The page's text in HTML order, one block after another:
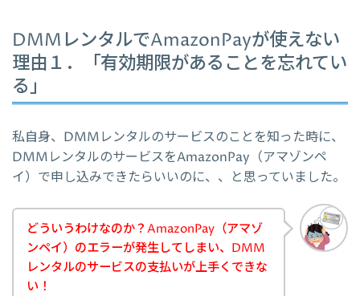
DMMレンタルでAmazonPayが使えない
理由１．「有効期限があることを忘れてい
る」
私自身、DMMレンタルのサービスのことを知った時に、
DMMレンタルのサービスをAmazonPay（アマゾンペ
イ）で申し込みできたらいいのに、、と思っていました。
どういうわけなのか？AmazonPay（アマゾ
ンペイ）のエラーが発生してしまい、DMM
レンタルのサービスの支払いが上手くできな
い！